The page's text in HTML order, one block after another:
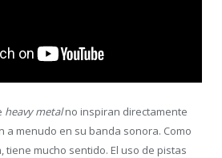
heavy metalno inspiran directamente
a menudo en su banda sonora. Como
tiene mucho sentido. El uso de pistas